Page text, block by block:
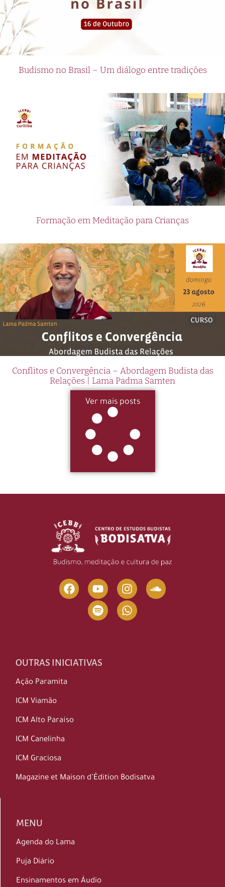
Budismo no Brasil – Um diálogo entre tradições
Formação em Meditação para Crianças
Conflitos e Convergência – Abordagem Budista das
Relações | Lama Padma Samten
Ver mais posts
OUTRAS INICIATIVAS
Ação Paramita
ICM Viamão
ICM Alto Paraíso
ICM Canelinha
ICM Graciosa
Magazine et Maison d’Édition Bodisatva
MENU
Agenda do Lama
Puja Diário
Ensinamentos em Áudio